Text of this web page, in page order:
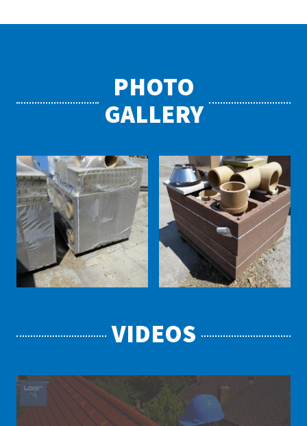
PHOTO
GALLERY
VIDEOS